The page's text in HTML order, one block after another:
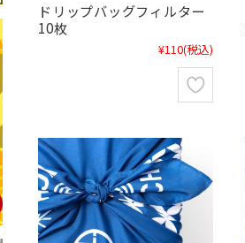
ドリップバッグフィルター
10枚
¥110(税込)